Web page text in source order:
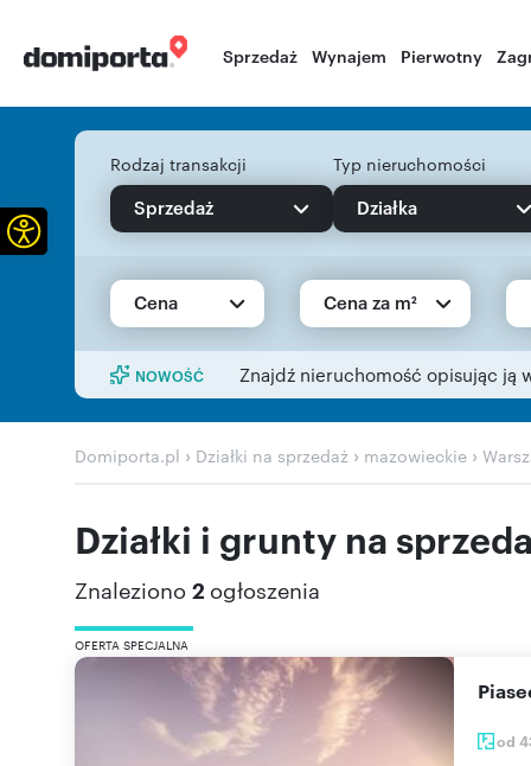
Sprzedaż Wynajem Pierwotny
Rodzaj transakcji
Sprzedaż
Typ nieruchomości
Działka
Cena Cena za m²
NOWOŚĆ Znajdź nieruchomość opisując ją
Domiporta.pl › Działki na sprzedaż › mazowieckie ›
Działki i grunty na
Znaleziono 2 ogłoszenia
OFERTA SPECJALNA
od
Otwórz pasek narzędzi